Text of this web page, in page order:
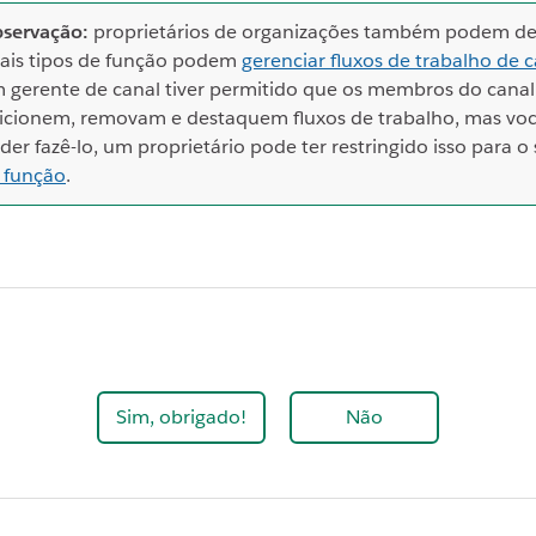
proprietários de organizações também podem
tipos de função podem gerenciar fluxos de trabalho de
gerente de canal tiver permitido que os membros do canal
removam e destaquem fluxos de trabalho, mas
fazê-lo, um proprietário pode ter restringido isso para o
.
Sim, obrigado! Não